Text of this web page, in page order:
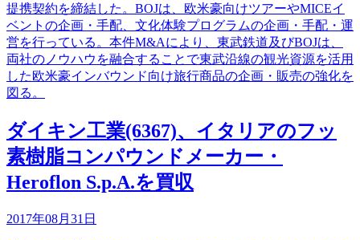
提携契約を締結した。BOJは、欧米豪向けツアーやMICEイ
ベントの企画・手配、文化体験プログラムの企画・手配・運
営を行っている。本件M&Aにより、東武鉄道及びBOJは、
両社のノウハウを融合することで東武沿線の観光資源を活用
した欧米豪インバウンド向け旅行商品の企画・販売の強化を
図る。
ダイキン工業(6367)、イタリアのフッ
素樹脂コンパウンドメーカー・
Heroflon S.p.A.を買収
2017年08月31日